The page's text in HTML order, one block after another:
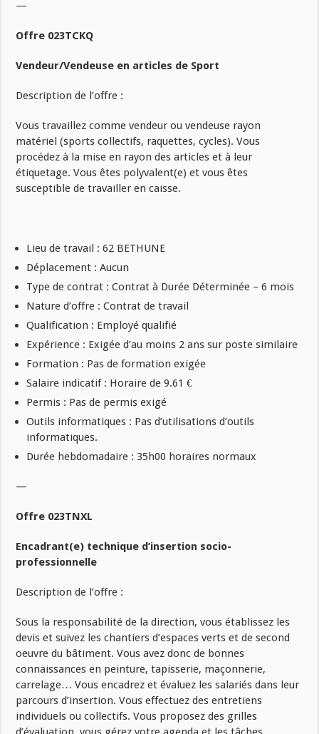
—
Offre 023TCKQ
Vendeur/Vendeuse en articles de Sport
Description de l’offre :
Vous travaillez comme vendeur ou vendeuse rayon
matériel (sports collectifs, raquettes, cycles). Vous
procédez à la mise en rayon des articles et à leur
étiquetage. Vous êtes polyvalent(e) et vous êtes
susceptible de travailler en caisse.
Lieu de travail : 62 BETHUNE
Déplacement : Aucun
Type de contrat : Contrat à Durée Déterminée – 6 mois
Nature d’offre : Contrat de travail
Qualification : Employé qualifié
Expérience : Exigée d’au moins 2 ans sur poste similaire
Formation : Pas de formation exigée
Salaire indicatif : Horaire de 9.61 €
Permis : Pas de permis exigé
Outils informatiques : Pas d’utilisations d’outils
informatiques.
Durée hebdomadaire : 35h00 horaires normaux
—
Offre 023TNXL
Encadrant(e) technique d’insertion socio-
professionnelle
Description de l’offre :
Sous la responsabilité de la direction, vous établissez les
devis et suivez les chantiers d’espaces verts et de second
oeuvre du bâtiment. Vous avez donc de bonnes
connaissances en peinture, tapisserie, maçonnerie,
carrelage… Vous encadrez et évaluez les salariés dans leur
parcours d’insertion. Vous effectuez des entretiens
individuels ou collectifs. Vous proposez des grilles